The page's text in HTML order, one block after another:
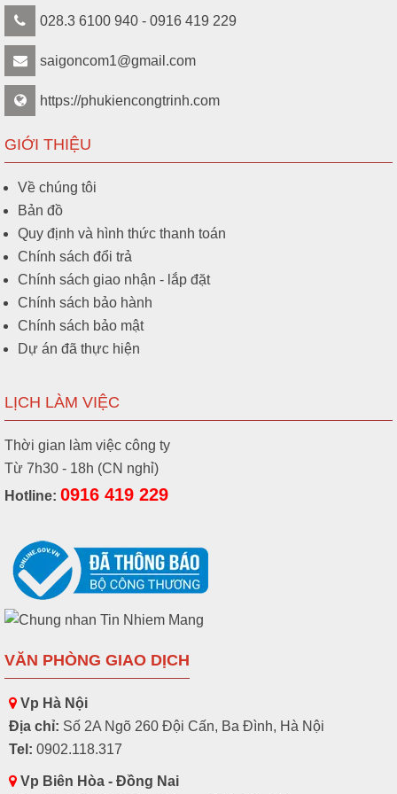
028.3 6100 940 - 0916 419 229
saigoncom1@gmail.com
https://phukiencongtrinh.com
GIỚI THIỆU
Về chúng tôi
Bản đồ
Quy định và hình thức thanh toán
Chính sách đổi trả
Chính sách giao nhận - lắp đặt
Chính sách bảo hành
Chính sách bảo mật
Dự án đã thực hiện
LỊCH LÀM VIỆC
Thời gian làm việc công ty
Từ 7h30 - 18h (CN nghỉ)
Hotline: 0916 419 229
VĂN PHÒNG GIAO DỊCH
Vp Hà Nội
Địa chỉ: Số 2A Ngõ 260 Đội Cấn, Ba Đình, Hà Nội
Tel: 0902.118.317
Vp Biên Hòa - Đồng Nai